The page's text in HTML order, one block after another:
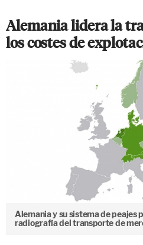
Alemania lidera la
los costes de
Alemania y su sistema de peajes
radiografía del transporte de